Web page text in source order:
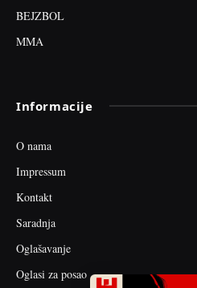
BEJZBOL
MMA
Informacije
O nama
Impressum
Kontakt
Saradnja
Oglašavanje
Oglasi za posao